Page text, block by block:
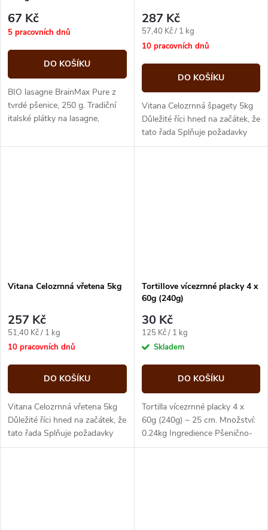
67 Kč
5 pracovních dnů
DO KOŠÍKU
BIO lasagne BrainMax Pure z
tvrdé pšenice, 250 g. Tradiční
italské plátky na lasagne,
287 Kč
Měrná
cena:
57,40 Kč / 1 kg
10 pracovních dnů
DO KOŠÍKU
Vitana Celozrnná špagety 5kg
Důležité říci hned na začátek, že
tato řada Splňuje požadavky
návrhu nové vyhlášky o školním
Vitana Celozrnná vřetena 5kg
257 Kč
Měrná
cena:
51,40 Kč / 1 kg
10 pracovních dnů
DO KOŠÍKU
Vitana Celozrnná vřetena 5kg
Důležité říci hned na začátek, že
tato řada Splňuje požadavky
návrhu nové vyhlášky o školním
Tortillove vícezrnné placky 4 x
60g (240g)
30 Kč
Měrná
cena:
125 Kč / 1 kg
Skladem
DO KOŠÍKU
Tortilla vícezrnné placky 4 x
60g (240g) ~ 25 cm. Množství:
0.24kg Ingredience Pšenično-
žitná mouka (59%), Pitná voda,